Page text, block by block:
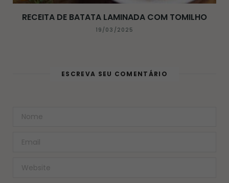
RECEITA DE BATATA LAMINADA COM TOMILHO
19/03/2025
ESCREVA SEU COMENTÁRIO